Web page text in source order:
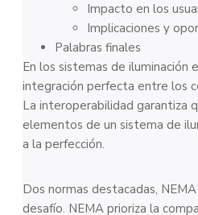
Impacto en los
Implicaciones y
Palabras finales
En los sistemas de iluminación
integración perfecta entre los
La interoperabilidad garantiza
elementos de un sistema de
a la perfección.
Dos normas destacadas,
desafío. NEMA prioriza la